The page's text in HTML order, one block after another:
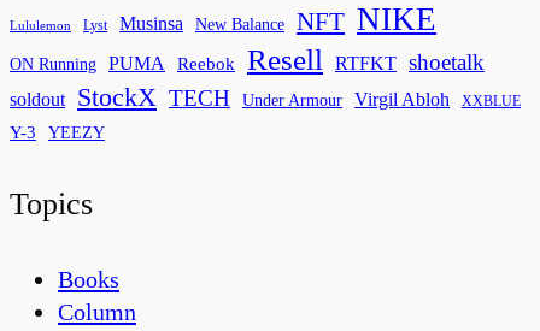
Lululemon Lyst Musinsa New Balance NFT NIKE
ON Running PUMA Reebok Resell RTFKT shoetalk
soldout StockX TECH Under Armour Virgil Abloh XXBLUE
Y-3 YEEZY
Topics
Books
Column